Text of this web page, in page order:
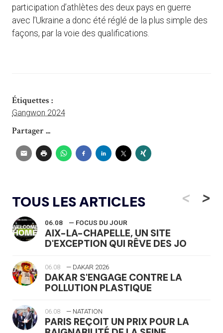
participation d’athlètes des deux pays en guerre
avec l’Ukraine a donc été réglé de la plus simple des
façons, par la voie des qualifications.
Étiquettes :
Gangwon 2024
Partager ...
TOUS LES ARTICLES <
06.08 — FOCUS DU JOUR
AIX-LA-CHAPELLE, UN SITE
D'EXCEPTION QUI RÊVE DES JO
06.08 — DAKAR 2026
DAKAR S'ENGAGE CONTRE LA
POLLUTION PLASTIQUE
06.08 — NATATION
PARIS REÇOIT UN PRIX POUR LA
>